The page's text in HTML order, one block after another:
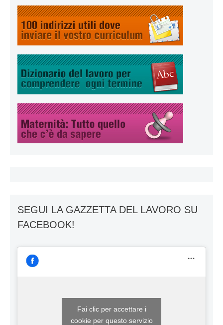
SEGUI LA GAZZETTA DEL LAVORO SU
FACEBOOK!
Fai clic per accettare i
cookie per questo servizio